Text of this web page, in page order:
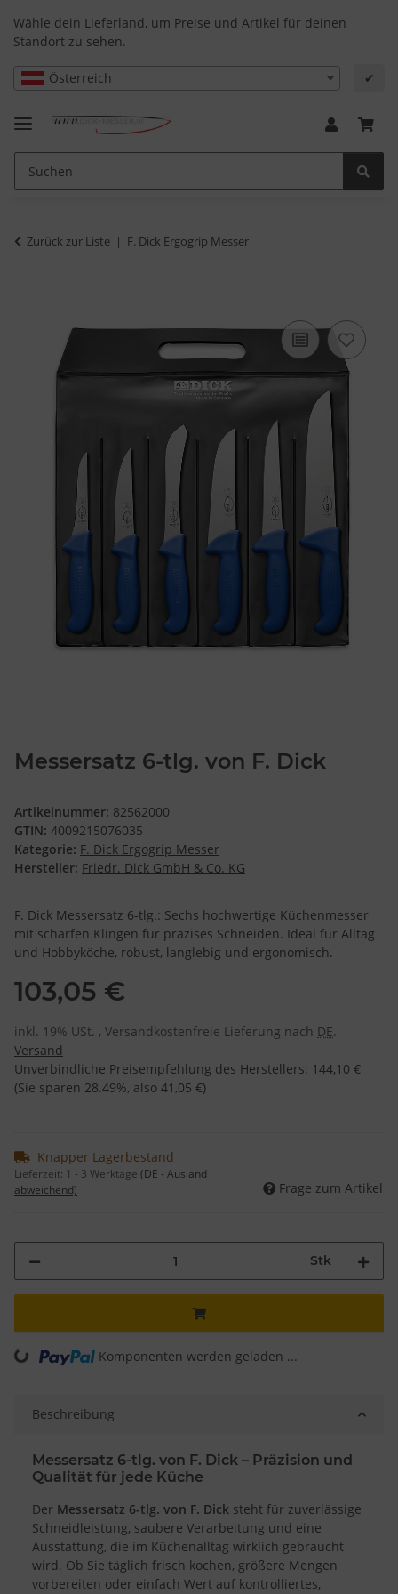
Wähle dein Lieferland, um Preise und Artikel für deinen
Standort zu sehen.
Österreich ✔
Zurück zur Liste F. Dick Ergogrip Messer
Messersatz 6-tlg. von F. Dick
Artikelnummer: 82562000
GTIN: 4009215076035
Kategorie: F. Dick Ergogrip Messer
Hersteller: Friedr. Dick GmbH & Co. KG
F. Dick Messersatz 6-tlg.: Sechs hochwertige Küchenmesser
mit scharfen Klingen für präzises Schneiden. Ideal für Alltag
und Hobbyköche, robust, langlebig und ergonomisch.
103,05 €
inkl. 19% USt. , Versandkostenfreie Lieferung nach DE.
Versand
Unverbindliche Preisempfehlung des Herstellers: 144,10 €
(Sie sparen 28.49%, also 41,05 €)
Knapper Lagerbestand
Lieferzeit: 1 - 3 Werktage (DE - Ausland
abweichend)
Frage zum Artikel
Stk
Komponenten werden geladen ...
Beschreibung
Messersatz 6-tlg. von F. Dick – Präzision und
Qualität für jede Küche
Der Messersatz 6-tlg. von F. Dick steht für zuverlässige
Schneidleistung, saubere Verarbeitung und eine
Ausstattung, die im Küchenalltag wirklich gebraucht
wird. Ob Sie täglich frisch kochen, größere Mengen
vorbereiten oder einfach Wert auf kontrolliertes,